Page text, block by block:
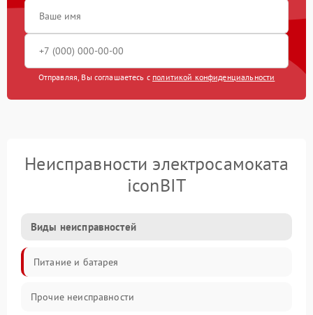
Отправляя, Вы соглашаетесь с политикой конфиденциальности
Неисправности электросамоката
iconBIT
Виды неисправностей
Питание и батарея
Прочие неисправности